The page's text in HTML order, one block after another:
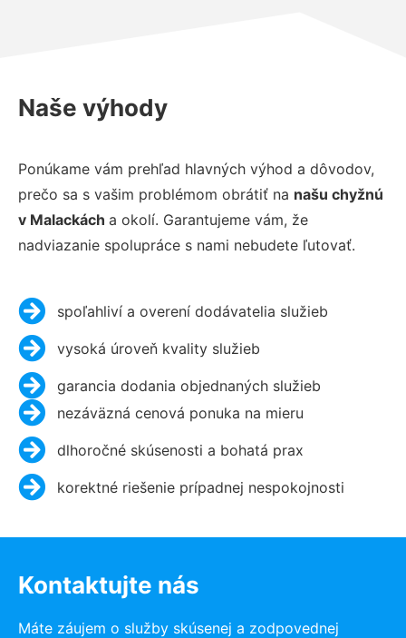
Naše výhody
Ponúkame vám prehľad hlavných výhod a dôvodov,
prečo sa s vašim problémom obrátiť na našu chyžnú
v Malackách a okolí. Garantujeme vám, že
nadviazanie spolupráce s nami nebudete ľutovať.
spoľahliví a overení dodávatelia služieb
vysoká úroveň kvality služieb
garancia dodania objednaných služieb
nezáväzná cenová ponuka na mieru
dlhoročné skúsenosti a bohatá prax
korektné riešenie prípadnej nespokojnosti
Kontaktujte nás
Máte záujem o služby skúsenej a zodpovednej